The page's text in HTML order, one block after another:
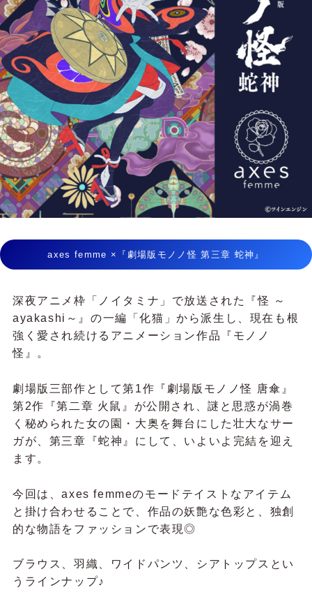
axes femme ×『劇場版モノノ怪 第三章 蛇神』
深夜アニメ枠「ノイタミナ」で放送された『怪 ～
ayakashi～』の一編「化猫」から派生し、現在も根
強く愛され続けるアニメーション作品『モノノ
怪』。
劇場版三部作として第1作『劇場版モノノ怪 唐傘』
第2作『第二章 火鼠』が公開され、謎と思惑が渦巻
く秘められた女の園・大奥を舞台にした壮大なサー
ガが、第三章『蛇神』にして、いよいよ完結を迎え
ます。
今回は、axes femmeのモードテイストなアイテム
と掛け合わせることで、作品の妖艶な色彩と、独創
的な物語をファッションで表現◎
ブラウス、羽織、ワイドパンツ、シアトップスとい
うラインナップ♪